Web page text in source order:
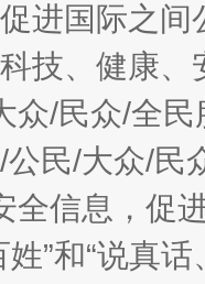
进国际之
技、健康
众/民众/全
民/大众/民
全信息，促
”和“说真